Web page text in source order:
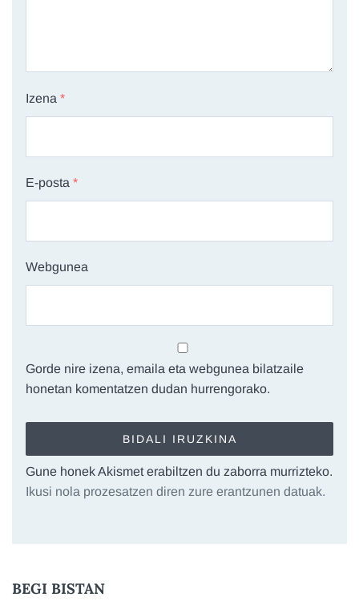
Izena *
E-posta *
Webgunea
Gorde nire izena, emaila eta webgunea bilatzaile
honetan komentatzen dudan hurrengorako.
Gune honek Akismet erabiltzen du zaborra murrizteko.
Ikusi nola prozesatzen diren zure erantzunen datuak.
BEGI BISTAN